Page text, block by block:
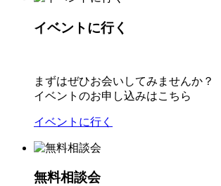
イベントに行く
まずはぜひお会いしてみませんか？
イベントのお申し込みはこちら
イベントに行く
無料相談会